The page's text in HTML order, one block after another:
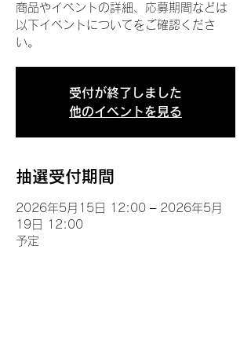
商品やイベントの詳細、応募期間などは
以下イベントについてをご確認くださ
い。
受付が終了しました
他のイベントを見る
抽選受付期間
2026年5月15日 12:00 – 2026年5月
19日 12:00
予定